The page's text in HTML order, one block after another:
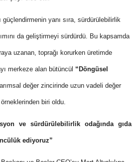
güçlendirmenin yanı sıra, sürdürülebilirlik
da geliştirmeyi sürdürdü. Bu kapsamda
uzanan, toprağı korurken üretimde
merkeze alan bütüncül “Döngüsel
değer zincirinde uzun vadeli değer
biri oldu.
ve sürdürülebilirlik odağında gıda
ediyoruz”